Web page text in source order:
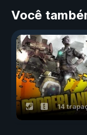
Você
14